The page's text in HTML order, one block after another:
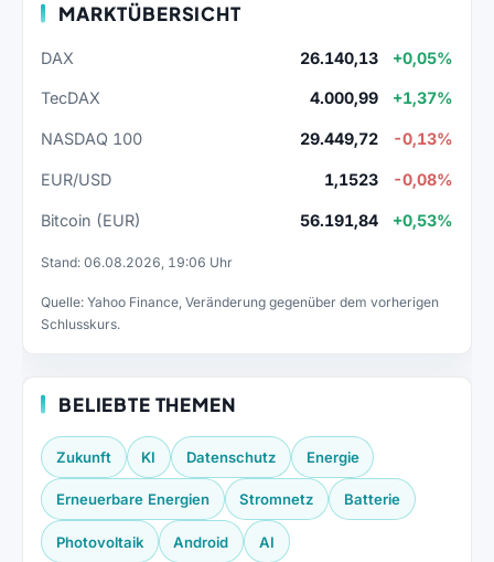
MARKTÜBERSICHT
DAX 26.140,13 +0,05%
TecDAX 4.000,99 +1,37%
NASDAQ 100 29.449,72 -0,13%
EUR/USD 1,1523 -0,08%
Bitcoin (EUR) 56.191,84 +0,53%
Stand: 06.08.2026, 19:06 Uhr
Quelle: Yahoo Finance, Veränderung gegenüber dem vorherigen
Schlusskurs.
BELIEBTE THEMEN
Zukunft KI Datenschutz Energie
Erneuerbare Energien Stromnetz Batterie
Photovoltaik Android AI